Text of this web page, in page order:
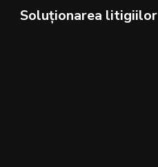
Soluționarea litigiilor